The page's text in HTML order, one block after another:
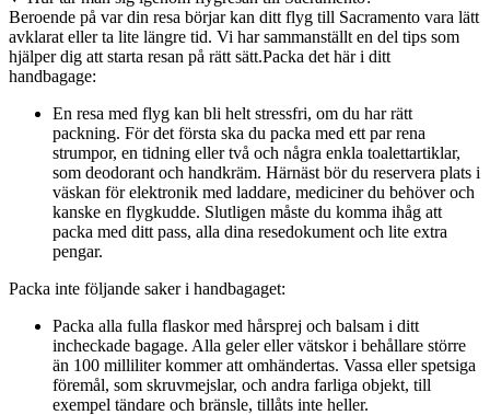
Beroende på var din resa börjar kan ditt flyg till Sacramento vara lätt
avklarat eller ta lite längre tid. Vi har sammanställt en del tips som
hjälper dig att starta resan på rätt sätt.Packa det här i ditt
handbagage:
En resa med flyg kan bli helt stressfri, om du har rätt
packning. För det första ska du packa med ett par rena
strumpor, en tidning eller två och några enkla toalettartiklar,
som deodorant och handkräm. Härnäst bör du reservera plats i
väskan för elektronik med laddare, mediciner du behöver och
kanske en flygkudde. Slutligen måste du komma ihåg att
packa med ditt pass, alla dina resedokument och lite extra
pengar.
Packa inte följande saker i handbagaget:
Packa alla fulla flaskor med hårsprej och balsam i ditt
incheckade bagage. Alla geler eller vätskor i behållare större
än 100 milliliter kommer att omhändertas. Vassa eller spetsiga
föremål, som skruvmejslar, och andra farliga objekt, till
exempel tändare och bränsle, tillåts inte heller.